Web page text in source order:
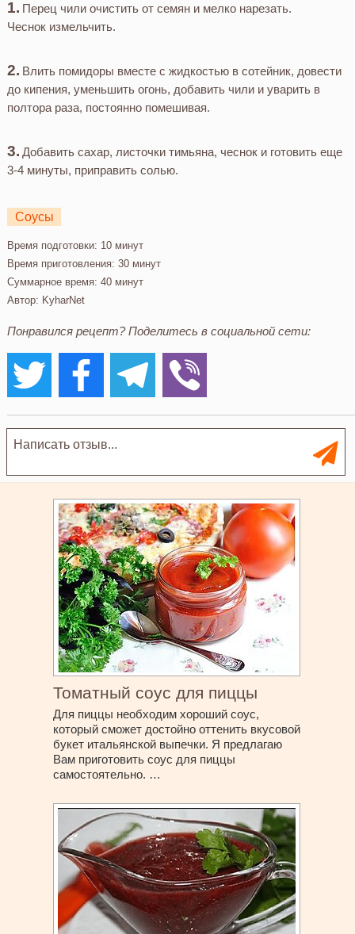
Перец чили очистить от семян и мелко нарезать.
Чеснок измельчить.
Влить помидоры вместе с жидкостью в сотейник, довести
до кипения, уменьшить огонь, добавить чили и уварить в
полтора раза, постоянно помешивая.
Добавить сахар, листочки тимьяна, чеснок и готовить еще
3-4 минуты, приправить солью.
Соусы
Время подготовки: 10 минут
Время приготовления: 30 минут
Суммарное время: 40 минут
Автор: KyharNet
Понравился рецепт? Поделитесь в социальной сети:
Томатный соус для пиццы
Для пиццы необходим хороший соус,
который сможет достойно оттенить вкусовой
букет итальянской выпечки. Я предлагаю
Вам приготовить соус для пиццы
самостоятельно. …